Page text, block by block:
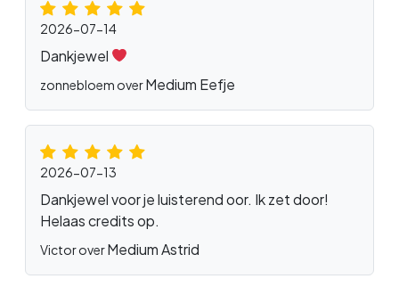
2026-07-14
Dankjewel
zonnebloem overMedium Eefje
2026-07-13
Dankjewel voor je luisterend oor. Ik zet door!
Helaas credits op.
Victor overMedium Astrid